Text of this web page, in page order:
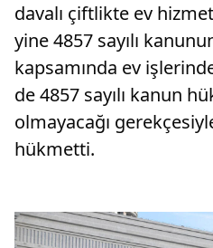
davalı çiftlikte ev
yine 4857 sayılı
kapsamında ev
de 4857 sayılı kanun
olmayacağı
hükmetti.